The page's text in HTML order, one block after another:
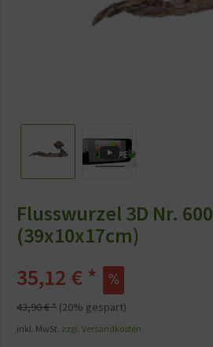
Flusswurzel 3D Nr. 600
(39x10x17cm)
35,12 € *
43,90 € * (20% gespart)
inkl. MwSt. zzgl. Versandkosten